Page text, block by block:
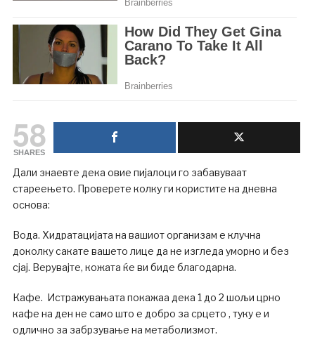
58
SHARES
Дали знаевте дека овие пијалоци го забавуваат
стареењето. Проверете колку ги користите на дневна
основа:
Вода. Хидратацијата на вашиот организам е клучна
доколку сакате вашето лице да не изгледа уморно и без
сјај. Верувајте, кожата ќе ви биде благодарна.
Кафе. Истражувањата покажаа дека 1 до 2 шољи црно
кафе на ден не само што е добро за срцето , туку е и
одлично за забрзување на метаболизмот.